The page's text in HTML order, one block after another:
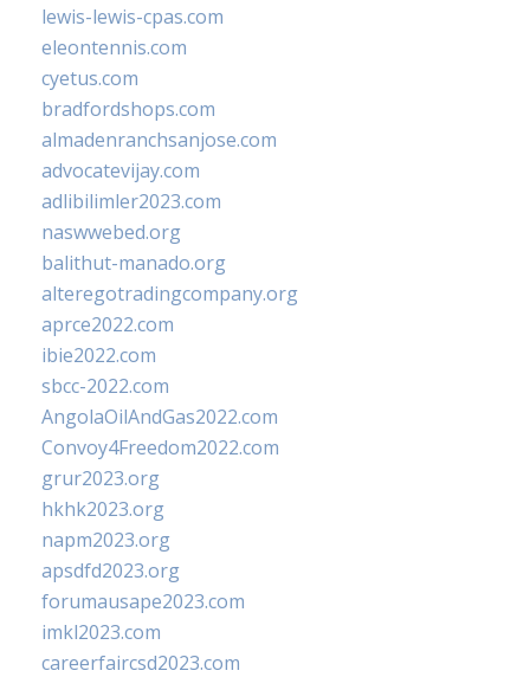
lewis-lewis-cpas.com
eleontennis.com
cyetus.com
bradfordshops.com
almadenranchsanjose.com
advocatevijay.com
adlibilimler2023.com
naswwebed.org
balithut-manado.org
alteregotradingcompany.org
aprce2022.com
ibie2022.com
sbcc-2022.com
AngolaOilAndGas2022.com
Convoy4Freedom2022.com
grur2023.org
hkhk2023.org
napm2023.org
apsdfd2023.org
forumausape2023.com
imkl2023.com
careerfaircsd2023.com